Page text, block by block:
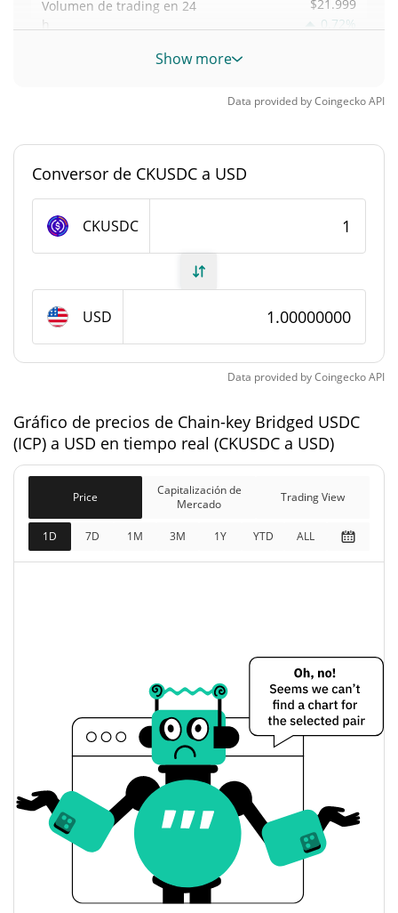
Volumen de trading en 24
h
$21.999
0.72%
0,000061864609%
Rango en el mercado #0
Suministro circulante 1.405.352,904 CKUSDC
Suministro total
0 CKUSDC
Capitalización de mercado de Chain-key Bridged
USDC (ICP)
Mercado
0.23%
Capitalización de
$1.405.620
$0,99826453 / $1,0048075
Apertura/cierre de ayer $1,0048075 / $0,99826453
Volumen de ayer $25.216,638
Historial de precios de Chain-key Bridged USDC
Show more
Data provided byCoingeckoAPI
Conversor de CKUSDC a USD
CKUSDC
USD
Data provided byCoingeckoAPI
Gráfico de precios de Chain-key Bridged USDC
(ICP) a USD en tiempo real (CKUSDC a USD)
Price
Capitalización de
Mercado
Trading View
1D 7D 1M 3M 1Y YTD ALL